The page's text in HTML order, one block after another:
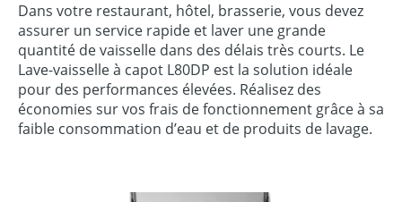
Dans votre restaurant, hôtel, brasserie, vous devez
assurer un service rapide et laver une grande
quantité de vaisselle dans des délais très courts. Le
Lave-vaisselle à capot L80DP est la solution idéale
pour des performances élevées. Réalisez des
économies sur vos frais de fonctionnement grâce à sa
faible consommation d’eau et de produits de lavage.